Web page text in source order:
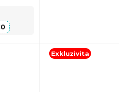
Exkluzivita